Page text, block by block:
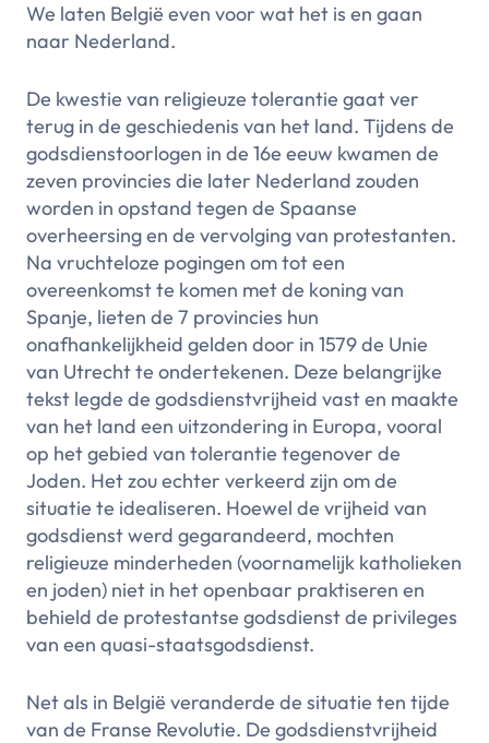
We laten België even voor wat het is en gaan
naar Nederland.
De kwestie van religieuze tolerantie gaat ver
terug in de geschiedenis van het land. Tijdens de
godsdienstoorlogen in de 16e eeuw kwamen de
zeven provincies die later Nederland zouden
worden in opstand tegen de Spaanse
overheersing en de vervolging van protestanten.
Na vruchteloze pogingen om tot een
overeenkomst te komen met de koning van
Spanje, lieten de 7 provincies hun
onafhankelijkheid gelden door in 1579 de Unie
van Utrecht te ondertekenen. Deze belangrijke
tekst legde de godsdienstvrijheid vast en maakte
van het land een uitzondering in Europa, vooral
op het gebied van tolerantie tegenover de
Joden. Het zou echter verkeerd zijn om de
situatie te idealiseren. Hoewel de vrijheid van
godsdienst werd gegarandeerd, mochten
religieuze minderheden (voornamelijk katholieken
en joden) niet in het openbaar praktiseren en
behield de protestantse godsdienst de privileges
van een quasi-staatsgodsdienst.
Net als in België veranderde de situatie ten tijde
van de Franse Revolutie. De godsdienstvrijheid